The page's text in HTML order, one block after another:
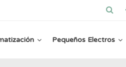
Pequeños Electros